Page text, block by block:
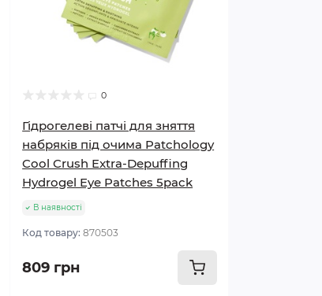
0
Гідрогелеві патчі для зняття
набряків під очима Patchology
Cool Crush Extra-Depuffing
Hydrogel Eye Patches 5pack
В наявності
Код товару:870503
809 грн